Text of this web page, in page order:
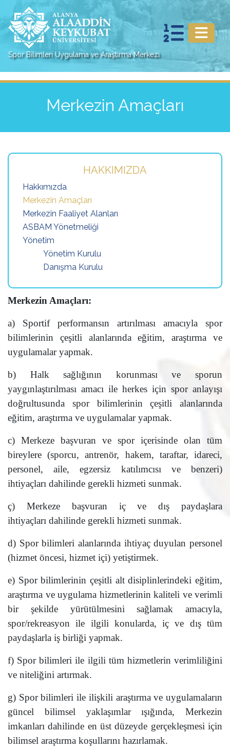
Spor Bilimleri Uygulama ve Araştırma Merkezi
Merkezin Amaçları
HAKKIMIZDA
Hakkımızda
Merkezin Amaçları
Merkezin Faaliyet Alanları
ASBAM Yönetmeliği
Yönetim
Yönetim Kurulu
Danışma Kurulu
Merkezin Amaçları:
a) Sportif performansın artırılması amacıyla spor
bilimlerinin çeşitli alanlarında eğitim, araştırma ve
uygulamalar yapmak.
b) Halk sağlığının korunması ve sporun
yaygınlaştırılması amacı ile herkes için spor anlayışı
doğrultusunda spor bilimlerinin çeşitli alanlarında
eğitim, araştırma ve uygulamalar yapmak.
c) Merkeze başvuran ve spor içerisinde olan tüm
bireylere (sporcu, antrenör, hakem, taraftar, idareci,
personel, aile, egzersiz katılımcısı ve benzeri)
ihtiyaçları dahilinde gerekli hizmeti sunmak.
ç) Merkeze başvuran iç ve dış paydaşlara
ihtiyaçları dahilinde gerekli hizmeti sunmak.
d) Spor bilimleri alanlarında ihtiyaç duyulan personel
(hizmet öncesi, hizmet içi) yetiştirmek.
e) Spor bilimlerinin çeşitli alt disiplinlerindeki eğitim,
araştırma ve uygulama hizmetlerinin kaliteli ve verimli
bir şekilde yürütülmesini sağlamak amacıyla,
spor/rekreasyon ile ilgili konularda, iç ve dış tüm
paydaşlarla iş birliği yapmak.
f) Spor bilimleri ile ilgili tüm hizmetlerin verimliliğini
ve niteliğini artırmak.
g) Spor bilimleri ile ilişkili araştırma ve uygulamaların
güncel bilimsel yaklaşımlar ışığında, Merkezin
imkanları dahilinde en üst düzeyde gerçekleşmesi için
bilimsel araştırma koşullarını hazırlamak.